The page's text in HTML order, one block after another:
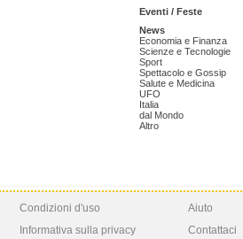
Eventi / Feste
News
Economia e Finanza
Scienze e Tecnologie
Sport
Spettacolo e Gossip
Salute e Medicina
UFO
Italia
dal Mondo
Altro
Condizioni d'uso
Informativa sulla privacy
Aiuto
Contattaci